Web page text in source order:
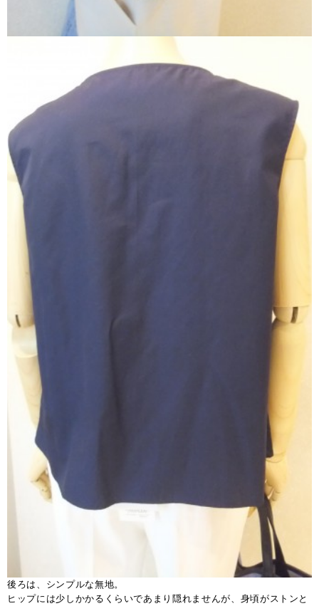
後ろは、シンプルな無地。
ヒップには少しかかるくらいであまり隠れませんが、身頃がストンと